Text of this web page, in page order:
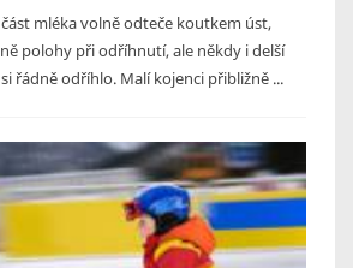
mléka volně odteče koutkem úst,
polohy při odříhnutí, ale někdy i delší
řádně odříhlo. Malí kojenci přibližně ...